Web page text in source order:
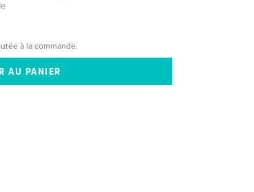
à la commande.